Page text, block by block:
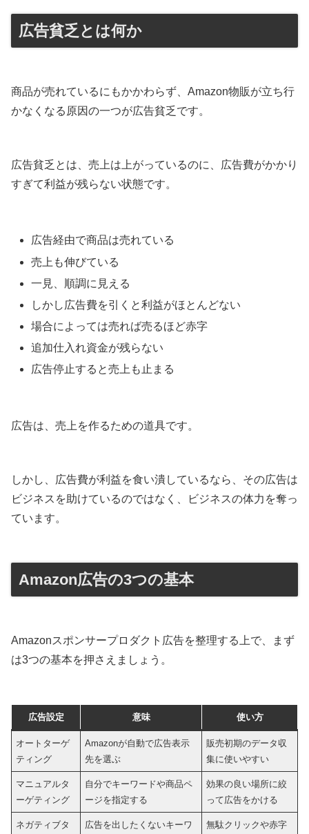
広告貧乏とは何か
商品が売れているにもかかわらず、Amazon物販が立ち行
かなくなる原因の一つが広告貧乏です。
広告貧乏とは、売上は上がっているのに、広告費がかかり
すぎて利益が残らない状態です。
広告経由で商品は売れている
売上も伸びている
一見、順調に見える
しかし広告費を引くと利益がほとんどない
場合によっては売れば売るほど赤字
追加仕入れ資金が残らない
広告停止すると売上も止まる
広告は、売上を作るための道具です。
しかし、広告費が利益を食い潰しているなら、その広告は
ビジネスを助けているのではなく、ビジネスの体力を奪っ
ています。
Amazon広告の3つの基本
Amazonスポンサープロダクト広告を整理する上で、まず
は3つの基本を押さえましょう。
広告設定 意味 使い方
オートターゲ
ティング
Amazonが自動で広告表示
先を選ぶ
販売初期のデータ収
集に使いやすい
マニュアルタ
ーゲティング
自分でキーワードや商品ペ
ージを指定する
効果の良い場所に絞
って広告をかける
ネガティブタ
広告を出したくないキーワ
無駄クリックや赤字